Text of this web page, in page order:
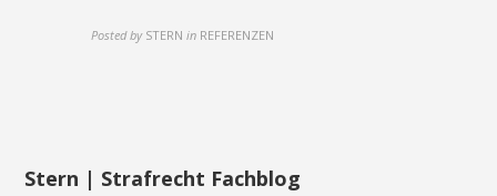
Posted by STERN in REFERENZEN
Stern | Strafrecht Fachblog